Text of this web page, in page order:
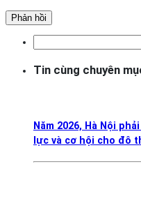
cho:
Tin cùng chuyên
Năm 2026, Hà Nội
lực và cơ hội cho đô